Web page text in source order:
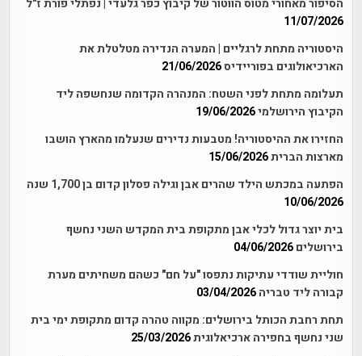
הסיפור מאחורי מטוס הווטור של קיבוץ כפר גלעדי | נפתלי פורת ז"ל
11/07/2026
היסטוריה מתחת לרגליים | המערה הנדירה מטלטלת את
הארכיאולוגים בפוריידיס21/06/2026
תעלומה מתחת לפני השטח: המנהרה הקדומה שנחשפה ליד
הקיבוץ הירושלמי19/06/2026
החזירו את ההיסטוריה! מטבעות נדירים שנעלמו מהארץ הושבו
מארצות הברית15/06/2026
הפתעה במכתש הילד שהרים אבן וגילה פסלון קדום בן 1,700 שנה
10/06/2026
בית יוצר גדול לכלי אבן מתקופת בית המקדש השני נחשף
בירושלים 04/06/2026
חוליית שודדי עתיקות נתפסו "על חם" כשהם משחיתים מערת
קבורה ליד טבריה 03/04/2026
תחת רחבת הכותל בירושלים: מקווה טהרה קדום מתקופת ימי בית
שני נחשף בחפירה ארכיאלוגית25/03/2026